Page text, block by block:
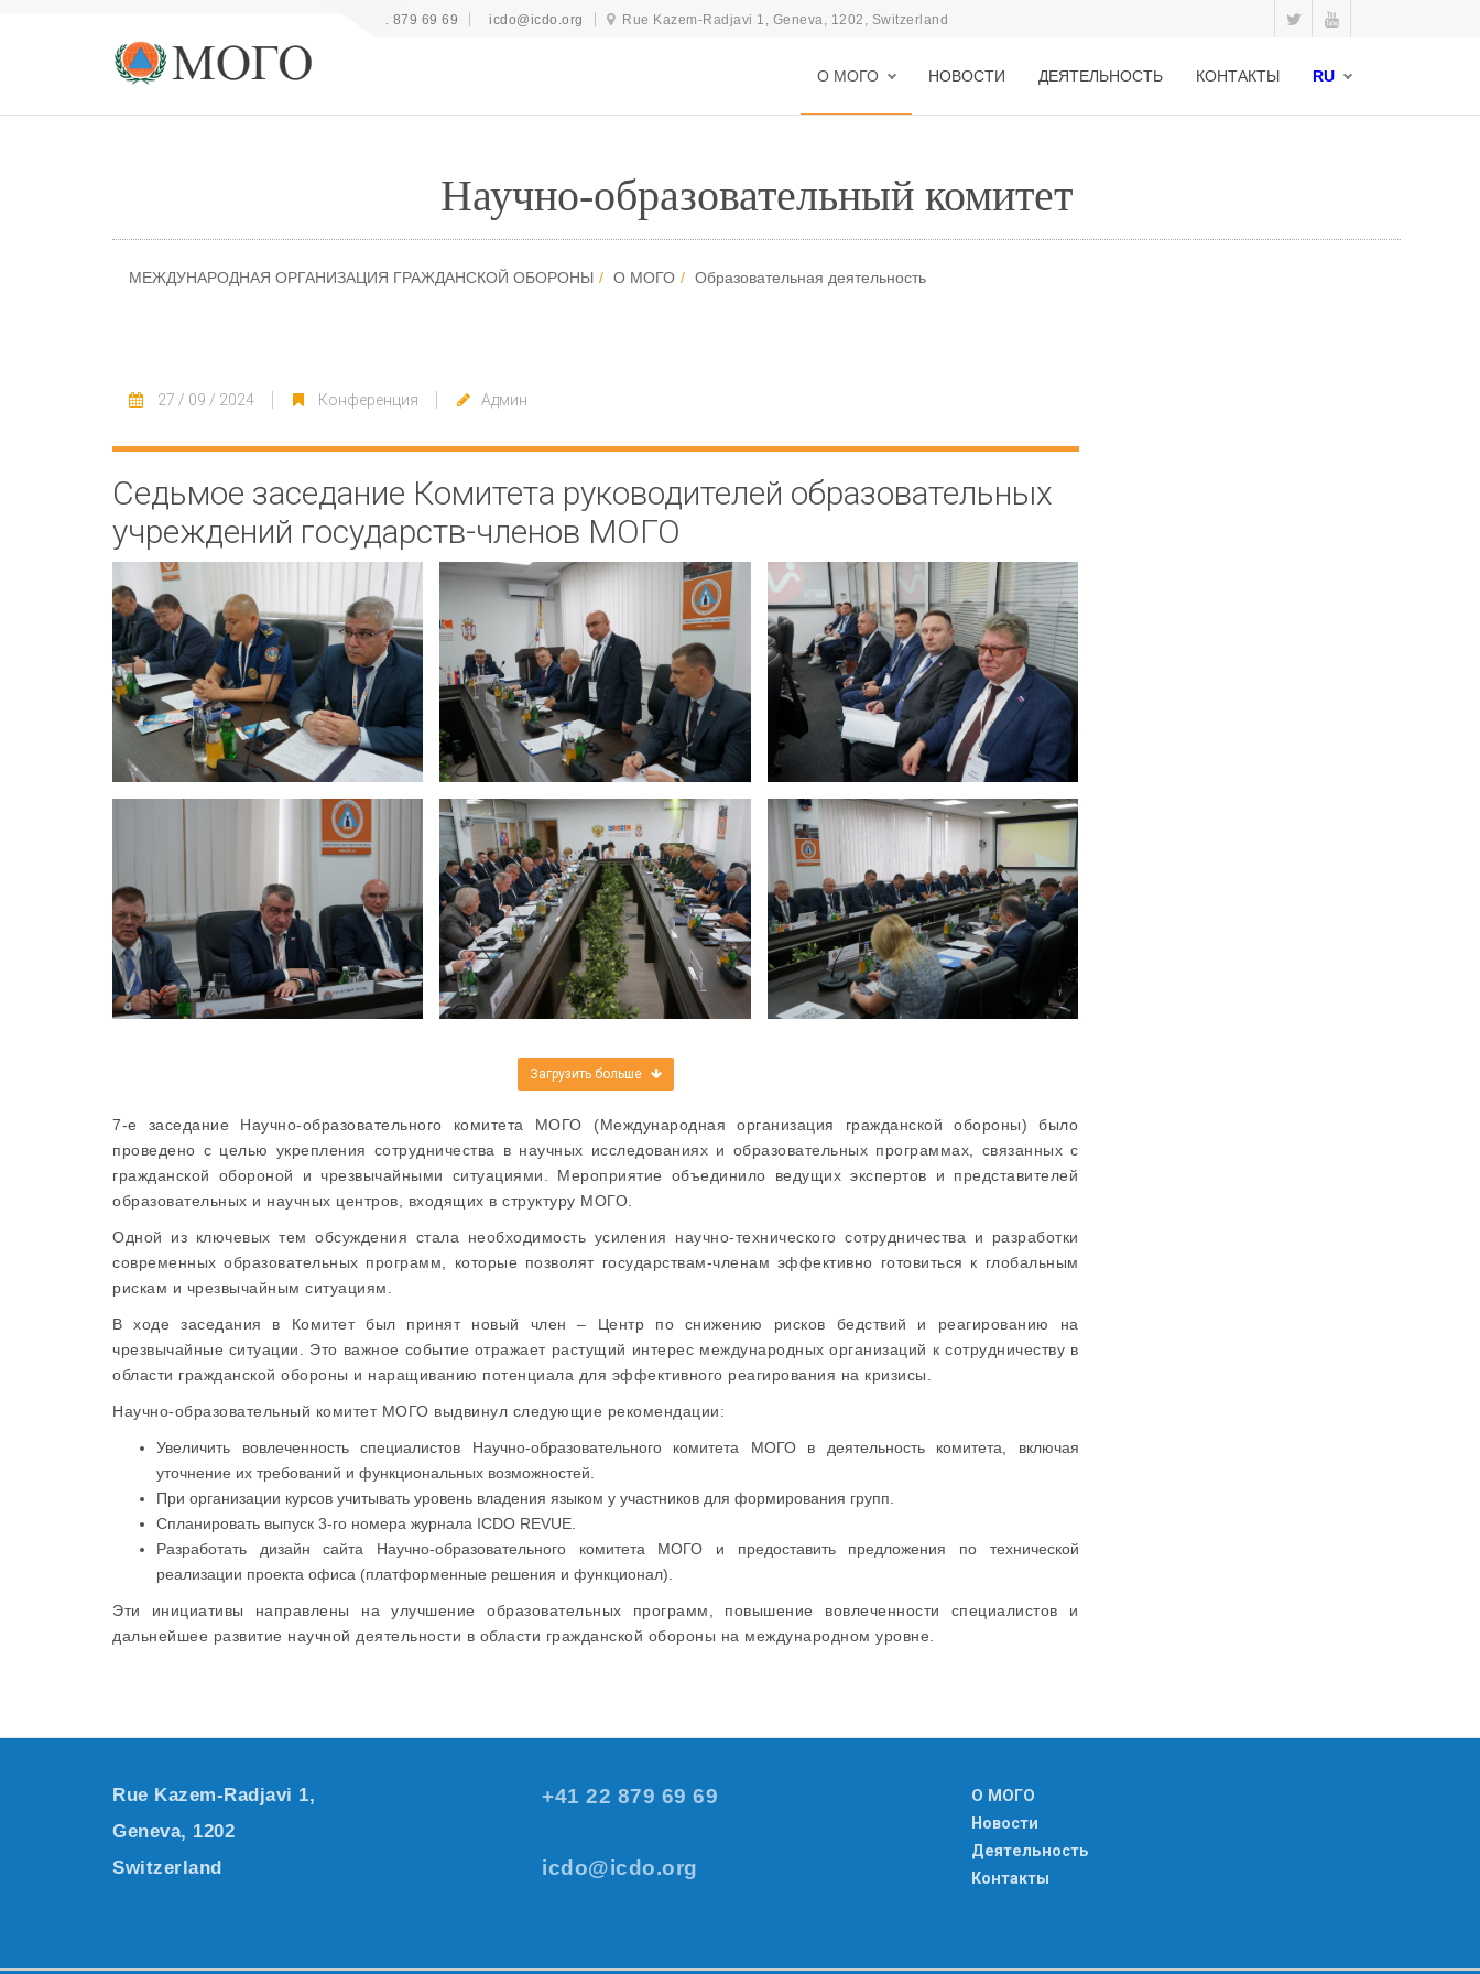
+41 22 879 69 69 icdo@icdo.org Rue Kazem-Radjavi 1, Geneva, 1202, Switzerland
О МОГО НОВОСТИ ДЕЯТЕЛЬНОСТЬ КОНТАКТЫ RU
Научно-образовательный комитет
МЕЖДУНАРОДНАЯ ОРГАНИЗАЦИЯ ГРАЖДАНСКОЙ ОБОРОНЫ О МОГО Образовательная деятельность
27 / 09 / 2024 Конференция Админ
Седьмое заседание Комитета руководителей образовательных
учреждений государств-членов МОГО
Загрузить больше
7-е заседание Научно-образовательного комитета МОГО (Международная организация гражданской обороны) было
проведено с целью укрепления сотрудничества в научных исследованиях и образовательных программах, связанных с
гражданской обороной и чрезвычайными ситуациями. Мероприятие объединило ведущих экспертов и представителей
образовательных и научных центров, входящих в структуру МОГО.
Одной из ключевых тем обсуждения стала необходимость усиления научно-технического сотрудничества и разработки
современных образовательных программ, которые позволят государствам-членам эффективно готовиться к глобальным
рискам и чрезвычайным ситуациям.
В ходе заседания в Комитет был принят новый член – Центр по снижению рисков бедствий и реагированию на
чрезвычайные ситуации. Это важное событие отражает растущий интерес международных организаций к сотрудничеству в
области гражданской обороны и наращиванию потенциала для эффективного реагирования на кризисы.
Научно-образовательный комитет МОГО выдвинул следующие рекомендации:
Увеличить вовлеченность специалистов Научно-образовательного комитета МОГО в деятельность комитета, включая
уточнение их требований и функциональных возможностей.
При организации курсов учитывать уровень владения языком у участников для формирования групп.
Спланировать выпуск 3-го номера журнала ICDO REVUE.
Разработать дизайн сайта Научно-образовательного комитета МОГО и предоставить предложения по технической
реализации проекта офиса (платформенные решения и функционал).
Эти инициативы направлены на улучшение образовательных программ, повышение вовлеченности специалистов и
дальнейшее развитие научной деятельности в области гражданской обороны на международном уровне.
Rue Kazem-Radjavi 1,
Geneva, 1202
Switzerland
+41 22 879 69 69
icdo@icdo.org
О МОГО
Новости
Деятельность
Контакты